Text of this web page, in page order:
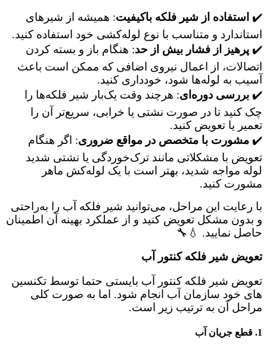
✔️ استفاده از شیر فلکه باکیفیت: همیشه از شیرهای
استاندارد و متناسب با نوع لوله‌کشی خود استفاده کنید.
✔️ پرهیز از فشار بیش از حد: هنگام باز و بسته کردن
اتصالات، از اعمال نیروی اضافی که ممکن است باعث
آسیب به لوله‌ها شود، خودداری کنید.
✔️ بررسی دوره‌ای: هرچند وقت یک‌بار شیر فلکه‌ها را
چک کنید تا در صورت نشتی یا خرابی، سریع‌تر آن را
تعمیر یا تعویض کنید.
✔️ مشورت با متخصص در مواقع ضروری: اگر هنگام
تعویض با مشکلاتی مانند ترک‌خوردگی یا نشتی شدید
لوله مواجه شدید، بهتر است با یک لوله‌کش ماهر
مشورت کنید.
با رعایت این مراحل، می‌توانید شیر فلکه آب را به‌راحتی
و بدون مشکل تعویض کنید و از عملکرد بهینه آن اطمینان
حاصل نمایید. 💧🔧
تعویض شیر فلکه کنتور آب
تعویض شیر فلکه کنتور آب بایستی حتما توسط تکنسین
های خود سازمان آب انجام شود. اما به صورت کلی
مراحل آن به ترتیب زیر است.
1. قطع جریان آب